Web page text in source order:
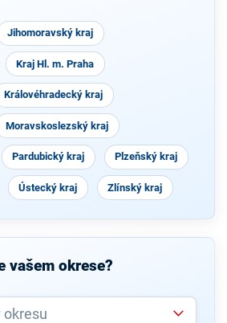
Jihomoravský kraj
Kraj Hl. m. Praha
Královéhradecký kraj
Moravskoslezský kraj
Pardubický kraj Plzeňský kraj
Ústecký kraj Zlínský kraj
vašem okrese?